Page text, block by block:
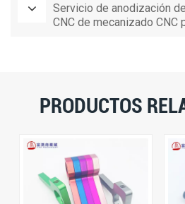
Servicio de anodización
CNC de mecanizado CNC
PRODUCTOS